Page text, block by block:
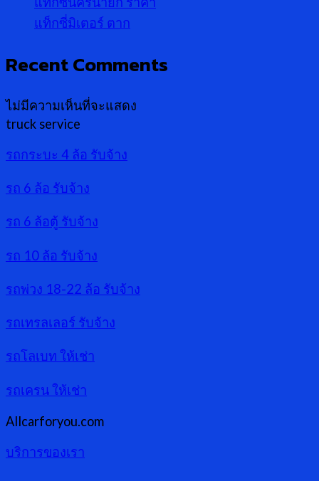
แท็กซี่มิเตอร์ ตาก
Recent Comments
ไม่มีความเห็นที่จะแสดง
truck service
รถกระบะ 4 ล้อ รับจ้าง
รถ 6 ล้อ รับจ้าง
รถ 6 ล้อตู้ รับจ้าง
รถ 10 ล้อ รับจ้าง
รถพ่วง 18-22 ล้อ รับจ้าง
รถเทรลเลอร์ รับจ้าง
รถโลเบท ให้เช่า
รถเครน ให้เช่า
Allcarforyou.com
บริการของเรา